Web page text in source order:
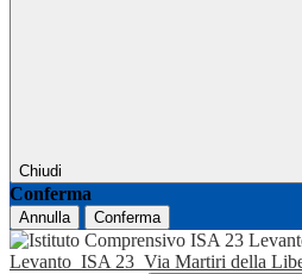
Chiudi
Conferma
Annulla Conferma
Levanto ISA 23 Via Martiri della